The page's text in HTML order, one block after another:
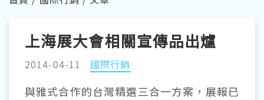
上海展大會相關宣傳品出爐
2014-04-11 國際行銷
與雅式合作的台灣精選三合一方案，展報已